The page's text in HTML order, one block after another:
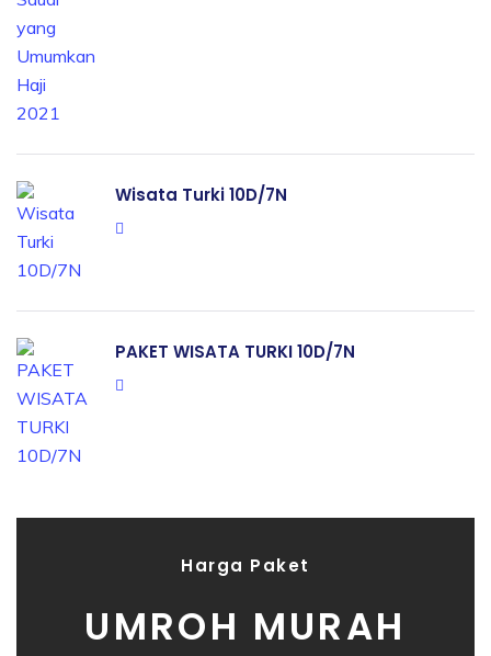
Wisata Turki 10D/7N
PAKET WISATA TURKI 10D/7N
Harga Paket
UMROH MURAH